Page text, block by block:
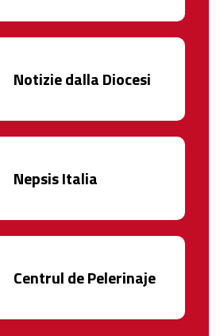
Notizie dalla Diocesi
Nepsis Italia
Centrul de Pelerinaje